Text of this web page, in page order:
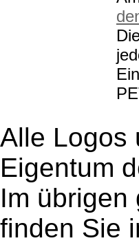
Alle Logos
Eigentum
Im übrigen
finden Sie